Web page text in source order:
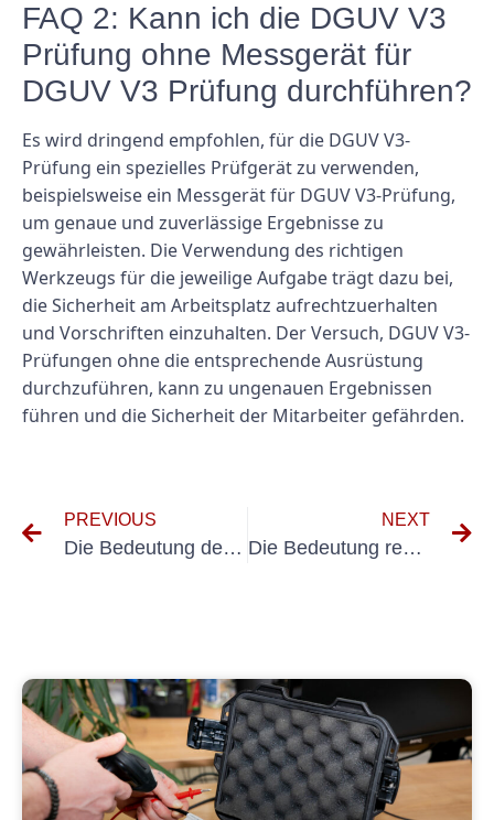
FAQ 2: Kann ich die DGUV V3
Prüfung ohne Messgerät für
DGUV V3 Prüfung durchführen?
Es wird dringend empfohlen, für die DGUV V3-
Prüfung ein spezielles Prüfgerät zu verwenden,
beispielsweise ein Messgerät für DGUV V3-Prüfung,
um genaue und zuverlässige Ergebnisse zu
gewährleisten. Die Verwendung des richtigen
Werkzeugs für die jeweilige Aufgabe trägt dazu bei,
die Sicherheit am Arbeitsplatz aufrechtzuerhalten
und Vorschriften einzuhalten. Der Versuch, DGUV V3-
Prüfungen ohne die entsprechende Ausrüstung
durchzuführen, kann zu ungenauen Ergebnissen
führen und die Sicherheit der Mitarbeiter gefährden.
PREVIOUS
Die Bedeutung der Prüfung von Elektrogeräten: Gewährleistung von Sicherheit und Konformität
NEXT
Die Bedeutung regelmäßiger Elektrogeräteprüfungen: Ein Leitfaden zur DGUV-Konformität